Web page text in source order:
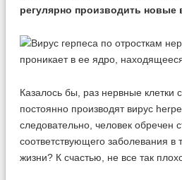
регулярно производить новые
Казалось бы, раз нервные клетки
постоянно производят вирус
следовательно, человек обречен
соответствующего заболевания в
жизни? К счастью, не все так